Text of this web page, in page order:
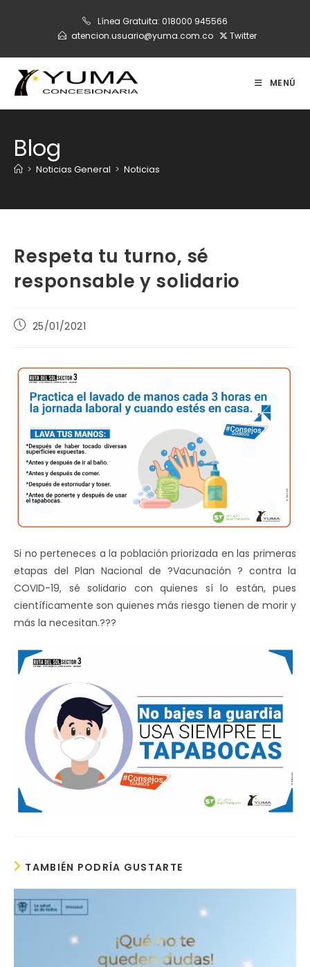
Línea Gratuita: 018000 945566
atencion.usuario@yuma.com.co
Twitter
MENÚ
Blog
> Noticias General > Noticias
Respeta tu turno, sé
responsable y solidario
Publicación
entrada:
25/01/2021
Si no perteneces a la población priorizada en las primeras
etapas del Plan Nacional de ?Vacunación ? contra la
COVID-19, sé solidario con quienes sí lo están, pues
científicamente son quienes más riesgo tienen de morir y
más la necesitan.??‍?
TAMBIÉN PODRÍA GUSTARTE